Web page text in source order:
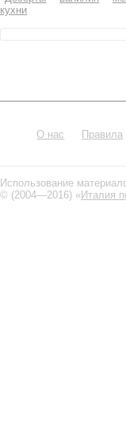
кухни
О нас Правила
Использование
© (2004—2016) «Италия